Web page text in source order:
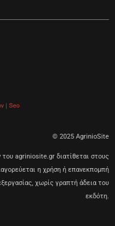
© 2025 AgrinioSite
agriniosite.gr διατίθεται στους
η χρήση ή επανεκπομπή
χωρίς γραπτή άδεια του
εκδότη.